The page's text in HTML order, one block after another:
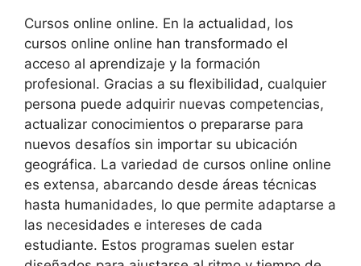
Cursos online online. En la actualidad, los
cursos online online han transformado el
acceso al aprendizaje y la formación
profesional. Gracias a su flexibilidad, cualquier
persona puede adquirir nuevas competencias,
actualizar conocimientos o prepararse para
nuevos desafíos sin importar su ubicación
geográfica. La variedad de cursos online online
es extensa, abarcando desde áreas técnicas
hasta humanidades, lo que permite adaptarse a
las necesidades e intereses de cada
estudiante. Estos programas suelen estar